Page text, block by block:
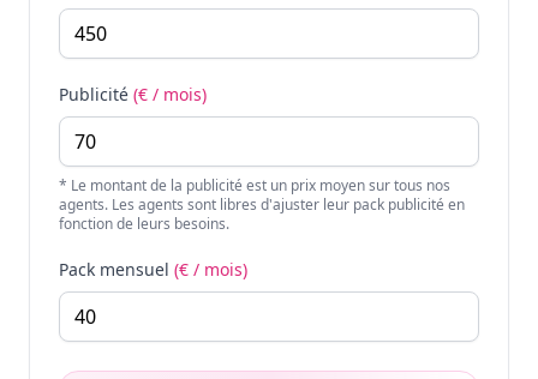
Publicité (€ / mois)
* Le montant de la publicité est un prix moyen sur tous nos
agents. Les agents sont libres d'ajuster leur pack publicité en
fonction de leurs besoins.
Pack mensuel (€ / mois)